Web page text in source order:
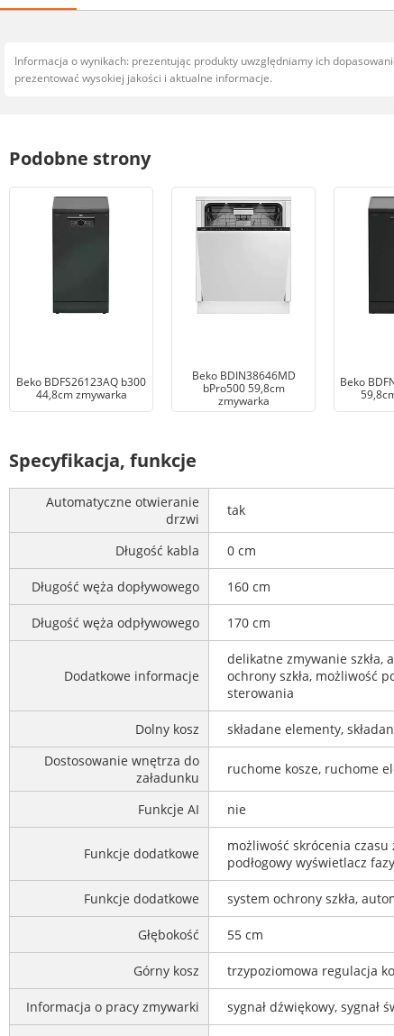
Informacja o wynikach: prezentując produkty uwzględniamy ich
prezentować wysokiej jakości i aktualne informacje.
Podobne strony
Beko BDFS26123AQ b300
44,8cm zmywarka
Beko BDIN38646MD
bPro500 59,8cm
zmywarka
Beko
Specyfikacja, funkcje
Automatyczne otwieranie
drzwi
tak
Długość kabla 0 cm
Długość węża dopływowego 160 cm
Długość węża odpływowego 170 cm
Dodatkowe informacje
delikatne zmywanie szkła,
ochrony szkła, możliwość
sterowania
Dolny kosz
składane elementy,
Dostosowanie wnętrza do
załadunku
ruchome kosze, ruchome
Funkcje AI nie
Funkcje dodatkowe
możliwość skrócenia
podłogowy wyświetlacz
Funkcje dodatkowe system ochrony szkła,
Głębokość 55 cm
Górny kosz trzypoziomowa regulacja
Informacja o pracy zmywarki sygnał dźwiękowy, sygnał